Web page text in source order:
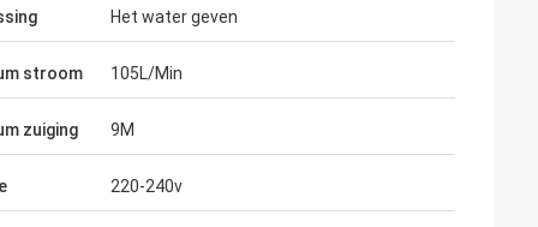
jaar
Zhongzhi doet werkelijk goed op het
Het water geven
stroom 105L/Min
zuiging 9M
220-240v